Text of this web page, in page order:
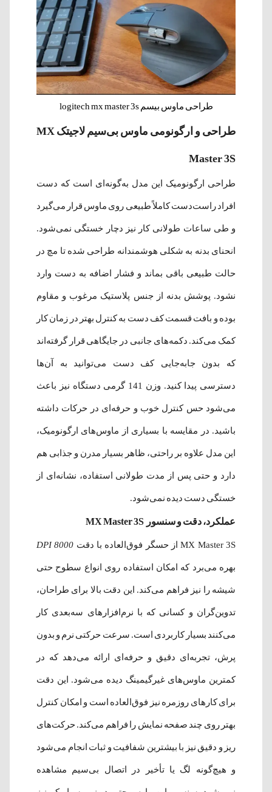
طراحی ماوس بیسم logitech mx master 3s
طراحی و ارگونومی ماوس بی‌سیم لاجیتک MX
Master 3S
طراحی ارگونومیک این مدل به‌گونه‌ای است که دست
افراد راست‌دست کاملاً طبیعی روی ماوس قرار می‌گیرد
و طی ساعات طولانی کار نیز دچار خستگی نمی‌شود.
انحنای بدنه به شکلی هوشمندانه طراحی شده تا مچ در
حالت طبیعی باقی بماند و فشار اضافه به دست وارد
نشود. پوشش بدنه از جنس پلاستیک مرغوب و مقاوم
بوده و بافت قسمت کف دست به کنترل بهتر در زمان کار
کمک می‌کند. دکمه‌های جانبی در جایگاهی قرار گرفته‌اند
که بدون جابه‌جایی کف دست می‌توانید به آن‌ها
دسترسی پیدا کنید. وزن 141 گرمی دستگاه نیز باعث
می‌شود حس کنترل خوب و حرفه‌ای در حرکات داشته
باشید. در مقایسه با بسیاری از ماوس‌های ارگونومیک،
این مدل علاوه بر راحتی، ظاهر بسیار مدرن و جذابی هم
دارد و حتی پس از مدت طولانی استفاده، نشانه‌ای از
خستگی دست دیده نمی‌شود.
عملکرد، دقت و سنسور MX Master 3S
MX Master 3S از حسگر فوق‌العاده با دقت 8000 DPI
بهره می‌برد که امکان استفاده روی انواع سطوح حتی
شیشه را نیز فراهم می‌کند. این دقت بالا برای طراحان،
تدوین‌گران و کسانی که با نرم‌افزارهای سه‌بعدی کار
می‌کنند بسیار کاربردی است. سرعت حرکتی نرم و بدون
پرش، تجربه‌ای دقیق و حرفه‌ای ارائه می‌دهد که در
کمترین ماوس‌های غیرگیمینگ دیده می‌شود. این دقت
برای کارهای روزمره نیز فوق‌العاده است و امکان کنترل
بهتر روی چند صفحه نمایش را فراهم می‌کند. حرکت‌های
ریز و دقیق نیز با بیشترین شفافیت و ثبات انجام می‌شود
و هیچ‌گونه لگ یا تأخير در اتصال بی‌سیم مشاهده